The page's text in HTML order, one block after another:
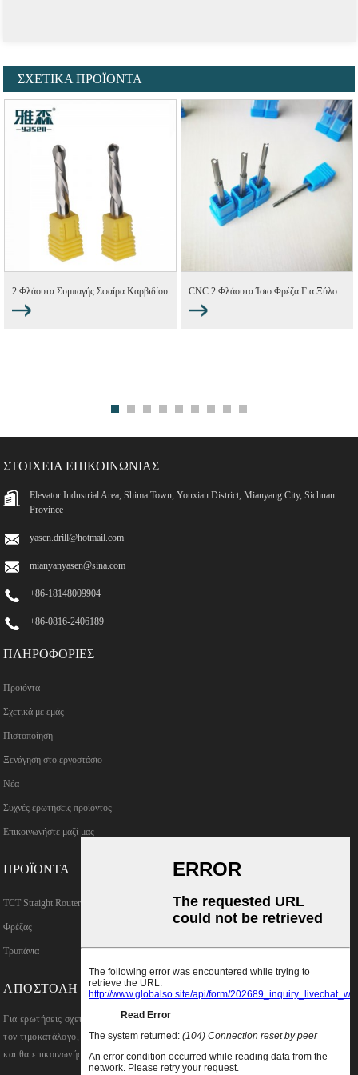
ΣΧΕΤΙΚΆ ΠΡΟΪΌΝΤΑ
2 Φλάουτα Συμπαγής Σφαίρα Καρβιδίου
Μύλος Μύτης Για Μ...
CNC 2 Φλάουτα Ίσιο Φρέζα Για Ξύλο
Υ...
ΣΤΟΙΧΕΊΑ ΕΠΙΚΟΙΝΩΝΊΑΣ
Elevator Industrial Area, Shima Town, Youxian District, Mianyang City, Sichuan
Province
yasen.drill@hotmail.com
mianyanyasen@sina.com
+86-18148009904
+86-0816-2406189
ΠΛΗΡΟΦΟΡΊΕΣ
Προϊόντα
Σχετικά με εμάς
Πιστοποίηση
Ξενάγηση στο εργοστάσιο
Νέα
Συχνές ερωτήσεις προϊόντος
Επικοινωνήστε μαζί μας
ΠΡΟΪΌΝΤΑ
TCT Straight Router Bits
Φρέζας
Τρυπάνια
ΑΠΟΣΤΟΛΉ ΕΡΩΤΉΣΕΩΝ
Για ερωτήσεις σχετικά με τα προϊόντα μας ή
τον τιμοκατάλογο, αφήστε μας το email σας
και θα επικοινωνήσουμε εντός 24 ωρών.